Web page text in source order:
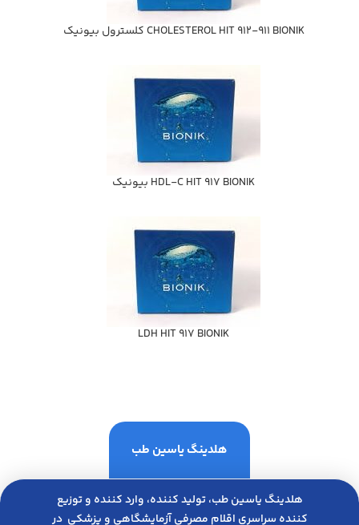
CHOLESTEROL HIT 912-911 BIONIK كلسترول بيونيك
HDL-C HIT 917 BIONIK بيونيك
LDH HIT 917 BIONIK
هلدینگ یاسین طب
هلدینگ یاسین طب، تولید کننده، وارد کننده و توزیع
کننده سراسری اقلام مصرفی آزمایشگاهی و پزشکی در